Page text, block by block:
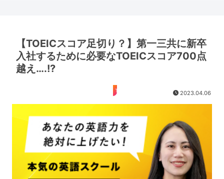
【TOEICスコア足切り？】第一三共に新卒
入社するために必要なTOEICスコア700点
越え….!?
TOEIC 2023.04.06